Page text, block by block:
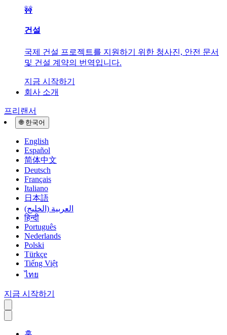
🚧
건설
국제 건설 프로젝트를 지원하기 위한 청사진, 안전 문서
및 건설 계약의 번역입니다.
지금 시작하기
회사 소개
프리랜서
🌐 한국어
English
Español
简体中文
Deutsch
Français
Italiano
日本語
العربية (الخليج)
हिन्दी
Português
Nederlands
Polski
Türkçe
Tiếng Việt
ไทย
지금 시작하기